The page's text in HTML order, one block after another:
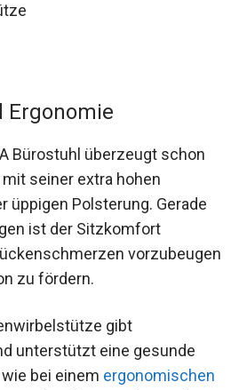
Ergonomie
Bürostuhl überzeugt schon
seiner extra hohen
üppigen Polsterung. Gerade
ist der Sitzkomfort
vorzubeugen
zu fördern.
gibt
unterstützt eine gesunde
bei einem ergonomischen